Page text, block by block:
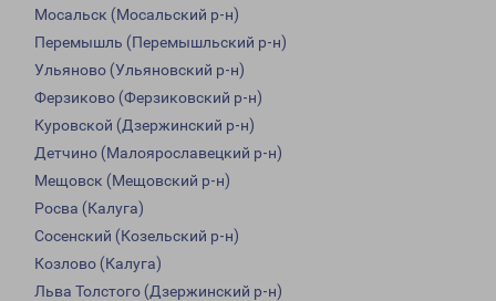
Мосальск (Мосальский р-н)
Перемышль (Перемышльский р-н)
Ульяново (Ульяновский р-н)
Ферзиково (Ферзиковский р-н)
Куровской (Дзержинский р-н)
Детчино (Малоярославецкий р-н)
Мещовск (Мещовский р-н)
Росва (Калуга)
Сосенский (Козельский р-н)
Козлово (Калуга)
Льва Толстого (Дзержинский р-н)